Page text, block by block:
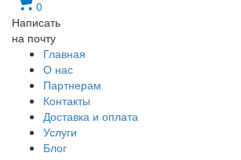
0
Написать
на почту
Главная
О нас
Партнерам
Контакты
Доставка и оплата
Услуги
Блог